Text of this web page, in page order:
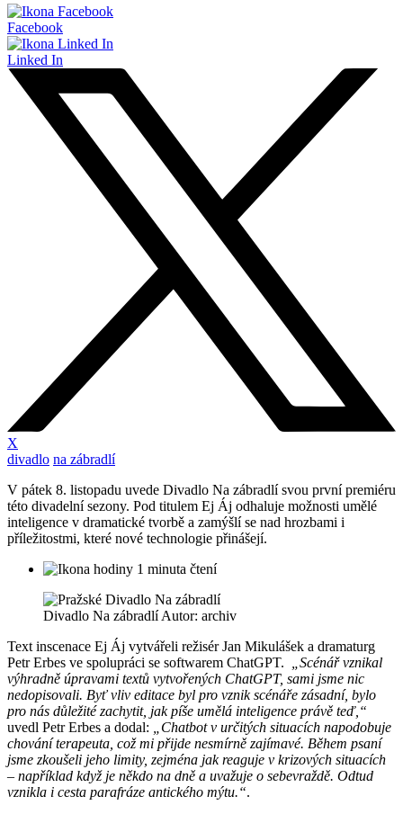
Facebook
Linked In
X
divadlo na zábradlí
V pátek 8. listopadu uvede Divadlo Na zábradlí svou první premiéru
této divadelní sezony. Pod titulem Ej Áj odhaluje možnosti umělé
inteligence v dramatické tvorbě a zamýšlí se nad hrozbami i
příležitostmi, které nové technologie přinášejí.
1 minuta čtení
Divadlo Na zábradlí Autor: archiv
Text inscenace Ej Áj vytvářeli režisér Jan Mikulášek a dramaturg
Petr Erbes ve spolupráci se softwarem ChatGPT. „Scénář vznikal
výhradně úpravami textů vytvořených ChatGPT, sami jsme nic
nedopisovali. Byť vliv editace byl pro vznik scénáře zásadní, bylo
pro nás důležité zachytit, jak píše umělá inteligence právě teď,“
uvedl Petr Erbes a dodal: „Chatbot v určitých situacích napodobuje
chování terapeuta, což mi přijde nesmírně zajímavé. Během psaní
jsme zkoušeli jeho limity, zejména jak reaguje v krizových situacích
– například když je někdo na dně a uvažuje o sebevraždě. Odtud
vznikla i cesta parafráze antického mýtu.“.